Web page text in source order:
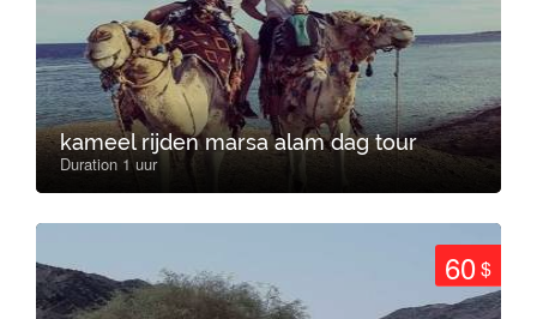
kameel rijden marsa alam dag tour
Duration 1 uur
60$